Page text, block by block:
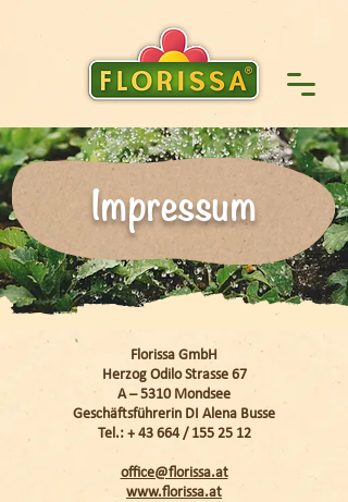
Impressum
Florissa GmbH
Herzog Odilo Strasse 67
A – 5310 Mondsee
Geschäftsführerin DI Alena Busse
Tel.: + 43 664 / 155 25 12
office@florissa.at
www.florissa.at